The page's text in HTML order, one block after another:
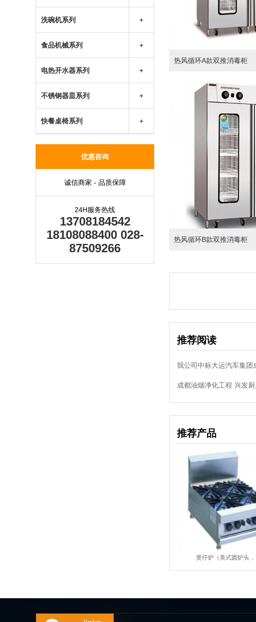
成云制冰机
胜野制冰机
银都制冰机
兴发热风循环消毒柜
洗碗机系列
食品机械系列
电热开水器系列
不锈钢器皿系列
快餐桌椅系列
优惠咨询
诚信商家 - 品质保障
24H服务热线
13708184542
18108088400 028-
87509266
热风循环A款双推消毒柜
热风循环B款双推消毒柜
推荐阅读
我公司中标大运汽车集团
成都油烟净化工程 兴发
推荐产品
煲仔炉（美式圆炉头